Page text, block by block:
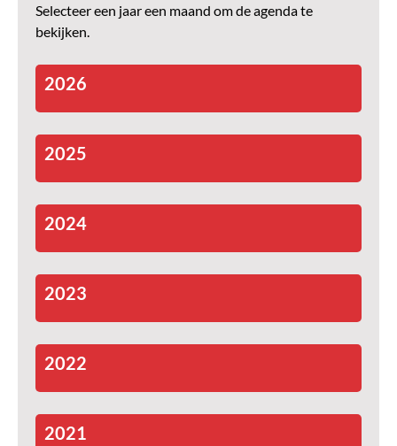
Selecteer een jaar een maand om de agenda te
bekijken.
2026
2025
2024
2023
2022
2021